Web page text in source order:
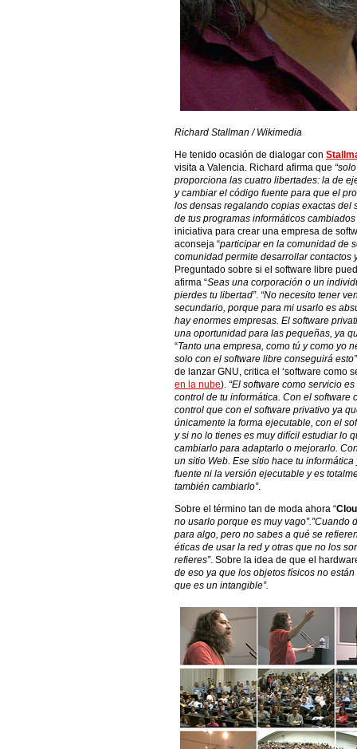
Richard Stallman / Wikimedia
He tenido ocasión de dialogar con
visita a Valencia. Richard afirma que
proporciona las cuatro libertades: la de
y cambiar el código fuente para que el
los densas regalando copias exactas del
de tus programas informáticos
iniciativa para crear una empresa de
aconseja “participar en la comunidad de
comunidad permite desarrollar contactos
Preguntado sobre si el software libre
afirma “Seas una corporación o un
pierdes tu libertad”. “No necesito tener
secundario, porque para mi usarlo es
hay enormes empresas. El software
una oportunidad para las pequeñas, ya
“Tanto una empresa, como tú y como yo
solo con el software libre conseguirá esto”
de lanzar GNU, critica el ‘software como
en la nube). “El software como servicio
control de tu informática. Con el software
control que con el software privativo ya
únicamente la forma ejecutable, con el
y si no lo tienes es muy difícil estudiar lo
cambiarlo para adaptarlo o mejorarlo.
un sitio Web. Ese sitio hace tu
fuente ni la versión ejecutable y es
también cambiarlo”.
Sobre el término tan de moda ahora “
no usarlo porque es muy vago”.”Cuando
para algo, pero no sabes a qué se
éticas de usar la red y otras que no los
refieres”. Sobre la idea de que el
de eso ya que los objetos físicos no
que es un intangible”.